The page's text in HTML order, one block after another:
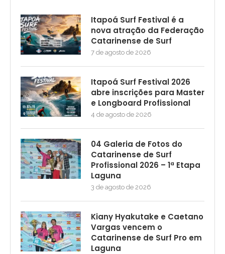
Itapoá Surf Festival é a
nova atração da Federação
Catarinense de Surf
7 de agosto de 2026
Itapoá Surf Festival 2026
abre inscrições para Master
e Longboard Profissional
4 de agosto de 2026
04 Galeria de Fotos do
Catarinense de Surf
Profissional 2026 – 1ª Etapa
Laguna
3 de agosto de 2026
Kiany Hyakutake e Caetano
Vargas vencem o
Catarinense de Surf Pro em
Laguna